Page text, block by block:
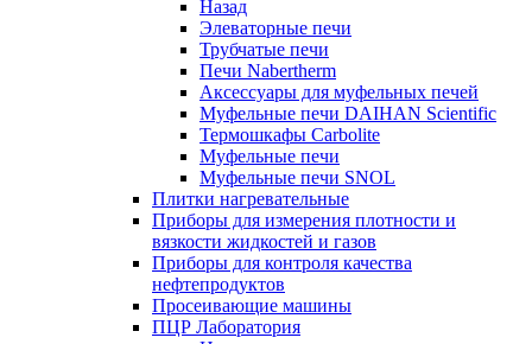
Назад
Элеваторные печи
Трубчатые печи
Печи Nabertherm
Аксессуары для муфельных печей
Муфельные печи DAIHAN Scientific
Термошкафы Carbolite
Муфельные печи
Муфельные печи SNOL
Плитки нагревательные
Приборы для измерения плотности и
вязкости жидкостей и газов
Приборы для контроля качества
нефтепродуктов
Просеивающие машины
ПЦР Лаборатория